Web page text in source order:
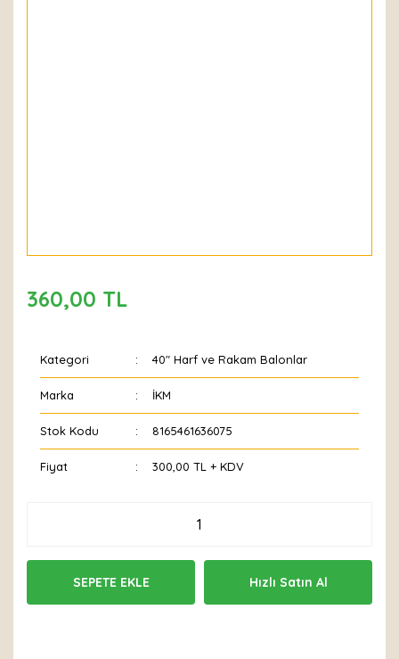
360,00 TL
Kategori 40" Harf ve Rakam Balonlar
Marka İKM
Stok Kodu 8165461636075
Fiyat 300,00 TL + KDV
SEPETE EKLE Hızlı Satın Al